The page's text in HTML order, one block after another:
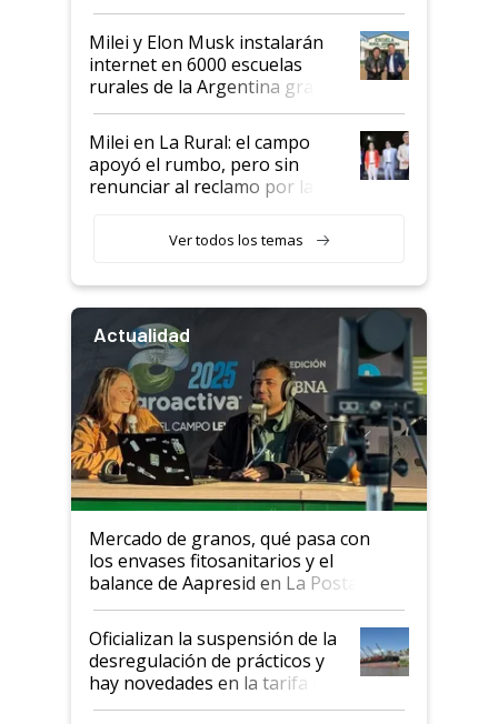
Milei y Elon Musk instalarán
internet en 6000 escuelas
rurales de la Argentina gracias
a un acuerdo con Starlink
Milei en La Rural: el campo
apoyó el rumbo, pero sin
renunciar al reclamo por las
Ver todos los temas
Actualidad
Mercado de granos, qué pasa con
los envases fitosanitarios y el
balance de Aapresid en La Posta
Oficializan la suspensión de la
desregulación de prácticos y
hay novedades en la tarifa de
la hidrovía